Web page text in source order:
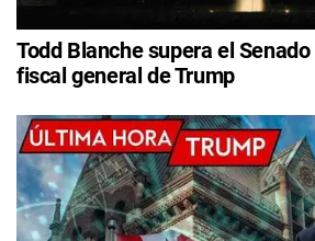
Todd Blanche supera el
fiscal general de Trump